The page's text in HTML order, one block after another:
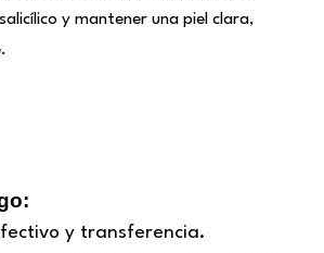
y mantener una piel clara,
y transferencia.